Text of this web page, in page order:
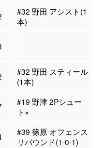
#32 野田 アシスト(1
本)
#32 野田 スティール
(1本)
#19 野津 2Pシュー
ト×
#39 篠原 オフェンス
リバウンド(1-0-1)